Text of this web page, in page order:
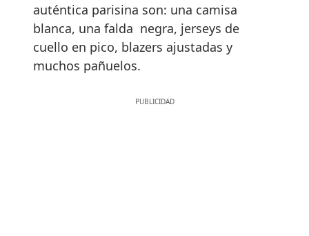
auténtica parisina son: una camisa
blanca, una falda negra, jerseys de
cuello en pico, blazers ajustadas y
muchos pañuelos.